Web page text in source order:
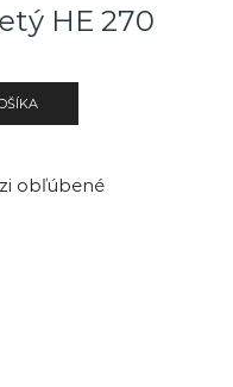
HE 270
obľúbené